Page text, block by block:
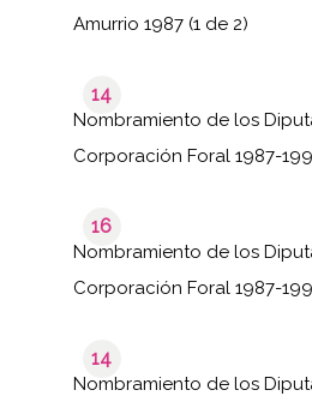
Amurrio 1987 (1 de 2)
14
Nombramiento de los
Corporación Foral 1987-
16
Nombramiento de los
Corporación Foral 1987-
14
Nombramiento de los